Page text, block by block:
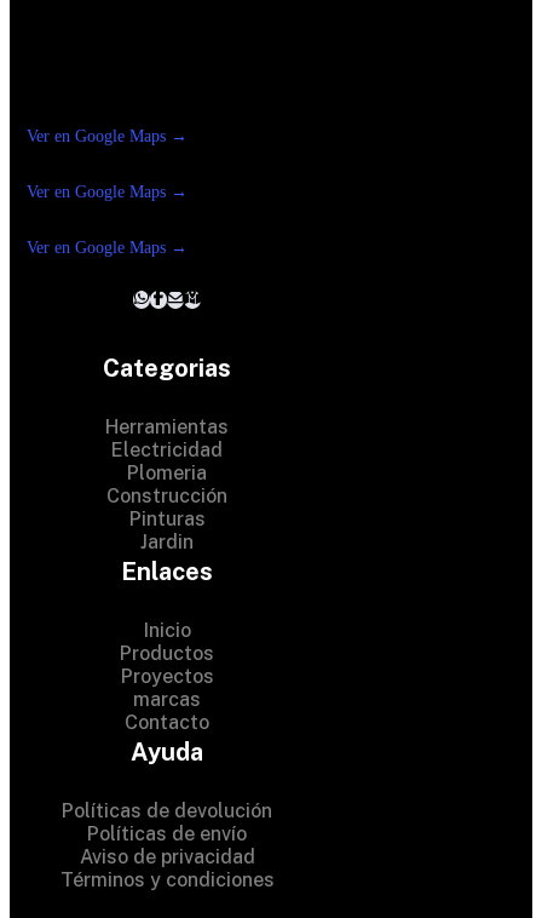
Ver en Google Maps →
Ver en Google Maps →
Ver en Google Maps →
Categorias
Herramientas
Electricidad
Plomeria
Construcción
Pinturas
Jardin
Enlaces
Inicio
Productos
Proyectos
marcas
Contacto
Ayuda
Políticas de devolución
Políticas de envío
Aviso de privacidad
Términos y condiciones